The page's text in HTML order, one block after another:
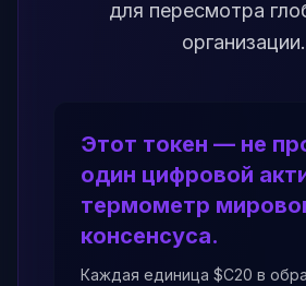
для пересмотра
организации.
Этот токен — не
один цифровой
термометр
консенсуса.
Каждая единица $C20 в